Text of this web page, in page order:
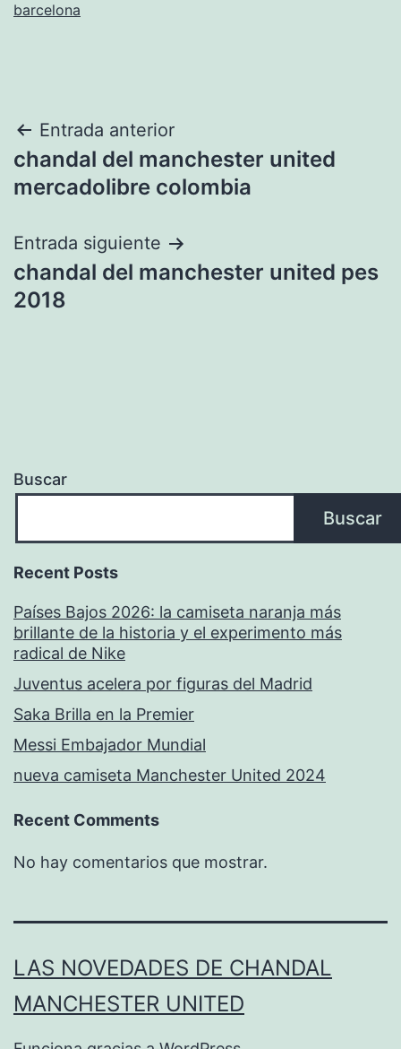
barcelona
Navegación
de
Entrada anterior
chandal del manchester united
mercadolibre colombia
Entrada siguiente
chandal del manchester united pes
2018
Buscar
Buscar
Recent Posts
Países Bajos 2026: la camiseta naranja más
brillante de la historia y el experimento más
radical de Nike
Juventus acelera por figuras del Madrid
Saka Brilla en la Premier
Messi Embajador Mundial
nueva camiseta Manchester United 2024
Recent Comments
No hay comentarios que mostrar.
LAS NOVEDADES DE CHANDAL
MANCHESTER UNITED